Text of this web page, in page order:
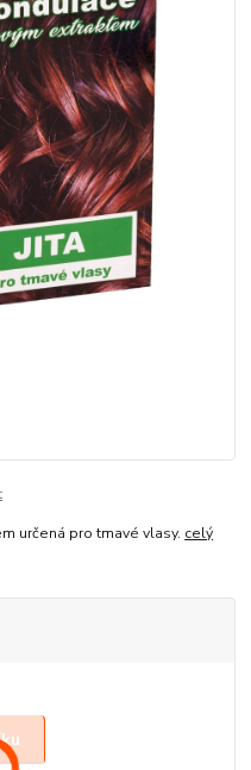
určená pro tmavé vlasy. celý